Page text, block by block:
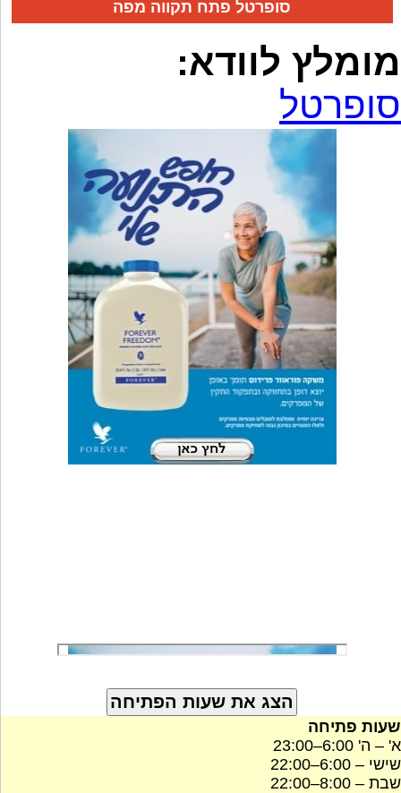
סופרטל פתח תקווה מפה
מומלץ לוודא:
סופרטל
שעות פתיחה
א' – ה' 6:00–23:00
שישי – 6:00–22:00
שבת – 8:00–22:00